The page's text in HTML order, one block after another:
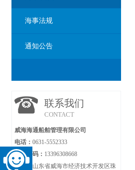
海事法规
通知公告
联系我们
CONTACT
威海海通船舶管理有限公司
电话：0631-5552333
手机号码： 13396308668
地址： 山东省威海市经济技术开发区珠